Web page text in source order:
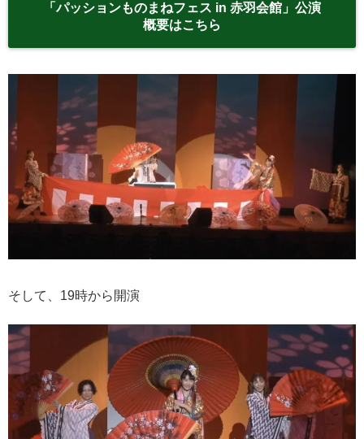
「パッションものまねフェス in 赤羽会館」公演
概要はこちら
そして、19時から開演